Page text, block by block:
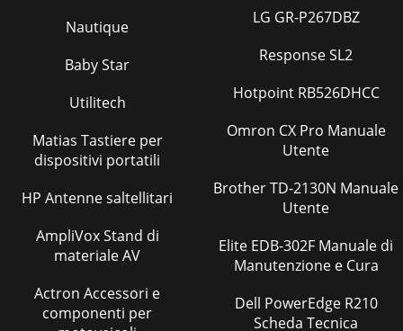
Nautique
Baby Star
Utilitech
Matias Tastiere per
dispositivi portatili
HP Antenne saltellitari
AmpliVox Stand di
materiale AV
Actron Accessori e
componenti per
LG GR-P267DBZ
Response SL2
Hotpoint RB526DHCC
Omron CX Pro Manuale
Utente
Brother TD-2130N Manuale
Utente
Elite EDB-302F Manuale di
Manutenzione e Cura
Dell PowerEdge R210
Scheda Tecnica